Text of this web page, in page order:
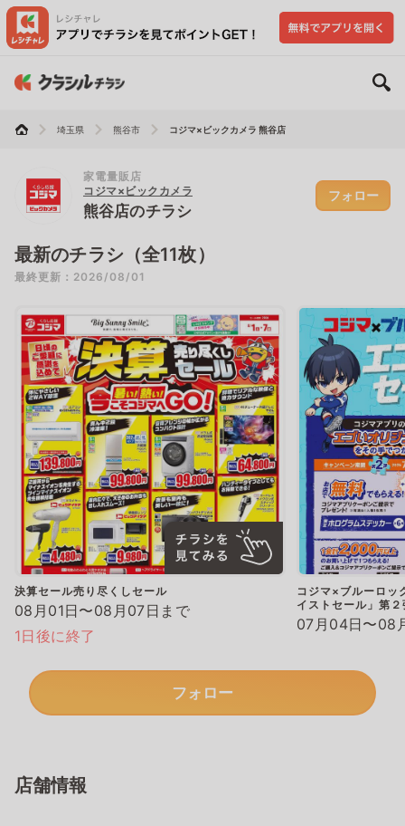
埼玉県 熊谷市 コジマ×ビックカメラ 熊谷店
家電量販店
コジマ×ビックカメラ
熊谷店のチラシ
フォロー
最新のチラシ（全11枚）
最終更新：2026/08/01
決算セール売り尽くしセール
08月01日〜08月07日まで
1日後に終了
コジマ×ブルーロ
イストセール」第２
07月04日〜08
フォロー
店舗情報